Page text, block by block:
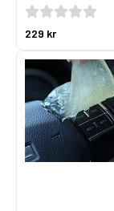
229 kr